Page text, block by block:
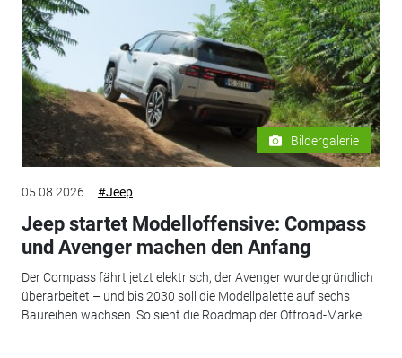
Bildergalerie
05.08.2026 #Jeep
Jeep startet Modelloffensive: Compass
und Avenger machen den Anfang
Der Compass fährt jetzt elektrisch, der Avenger wurde gründlich
überarbeitet – und bis 2030 soll die Modellpalette auf sechs
Baureihen wachsen. So sieht die Roadmap der Offroad-Marke...